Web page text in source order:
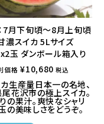
7月下旬頃～8月上旬頃
濃スイカ 5Lサイズ
玉 ダンボール箱入り
価格 ¥10,680 税込
生産量日本一の名地、
花沢市の極上スイカ。
の果汁。爽快なシャリ
の美味しさをどうぞ。